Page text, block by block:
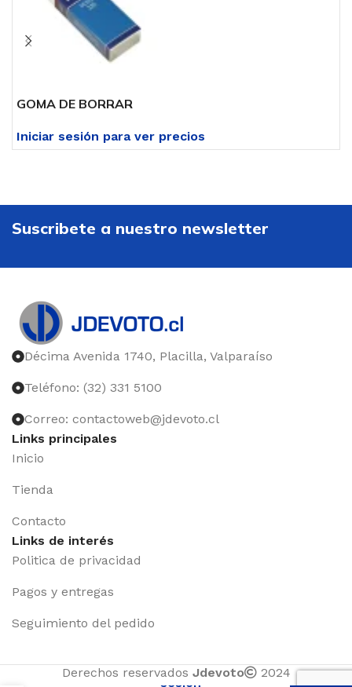
GOMA DE BORRAR
Iniciar sesión para ver precios
Suscribete a nuestro newsletter
Décima Avenida 1740, Placilla, Valparaíso
Teléfono: (32) 331 5100
Correo: contactoweb@jdevoto.cl
Links principales
Inicio
Tienda
Contacto
Links de interés
Politica de privacidad
Pagos y entregas
Seguimiento del pedido
Derechos reservados Jdevoto 2024
Iniciar
sesión